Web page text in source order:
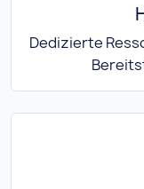
Dedizierte